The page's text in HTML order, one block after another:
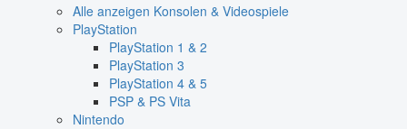
Alle anzeigen Konsolen & Videospiele
PlayStation
PlayStation 1 & 2
PlayStation 3
PlayStation 4 & 5
PSP & PS Vita
Nintendo